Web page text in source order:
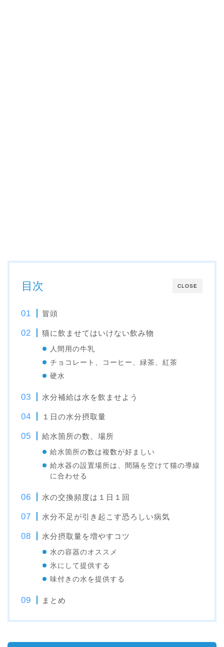
CLOSE
目次
冒頭
猫に飲ませてはいけない飲み物
人間用の牛乳
チョコレート、コーヒー、緑茶、紅茶
硬水
水分補給は水を飲ませよう
１日の水分摂取量
給水箇所の数、場所
給水箇所の数は複数が好ましい
給水器の設置場所は、間隔を空けて猫の導線
に合わせる
水の交換頻度は１日１回
水分不足が引き起こす恐ろしい病気
水分摂取量を増やすコツ
水の容器のオススメ
氷にして提供する
味付きの水を提供する
まとめ